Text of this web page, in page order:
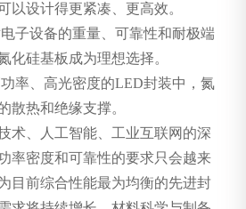
以设计得更紧凑、更高效。
子设备的重量、可靠性和耐极端
化硅基板成为理想选择。
率、高光密度的LED封装中，氮
散热和绝缘支撑。
术、人工智能、工业互联网的深
率密度和可靠性的要求只会越来
目前综合性能最为均衡的先进封